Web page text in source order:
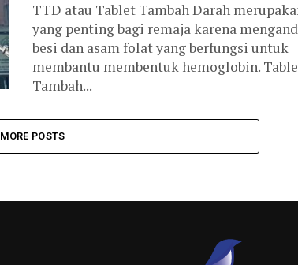
TTD atau Tablet Tambah Darah
yang penting bagi remaja karena
besi dan asam folat yang berfungsi untuk
membantu membentuk hemoglobin.
Tambah...
MORE POSTS